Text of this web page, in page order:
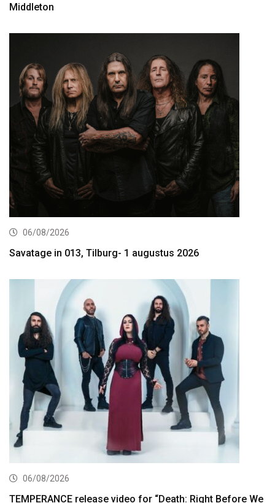
Middleton
06/08/2026
Savatage in 013, Tilburg- 1 augustus 2026
06/08/2026
TEMPERANCE release video for “Death: Right Before We